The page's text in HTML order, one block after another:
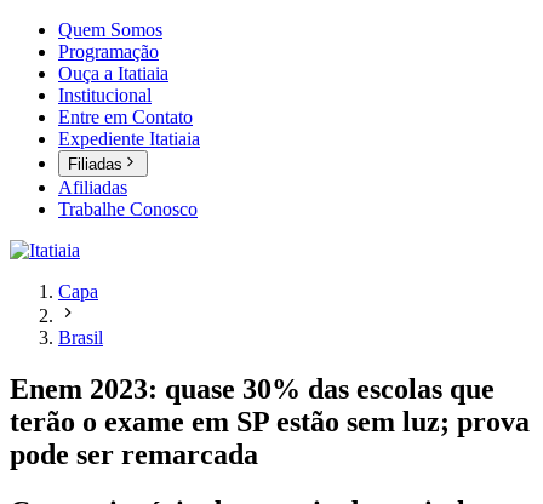
Quem Somos
Programação
Ouça a Itatiaia
Institucional
Entre em Contato
Expediente Itatiaia
Filiadas
Afiliadas
Trabalhe Conosco
Capa
Brasil
Enem 2023: quase 30% das escolas que
terão o exame em SP estão sem luz; prova
pode ser remarcada